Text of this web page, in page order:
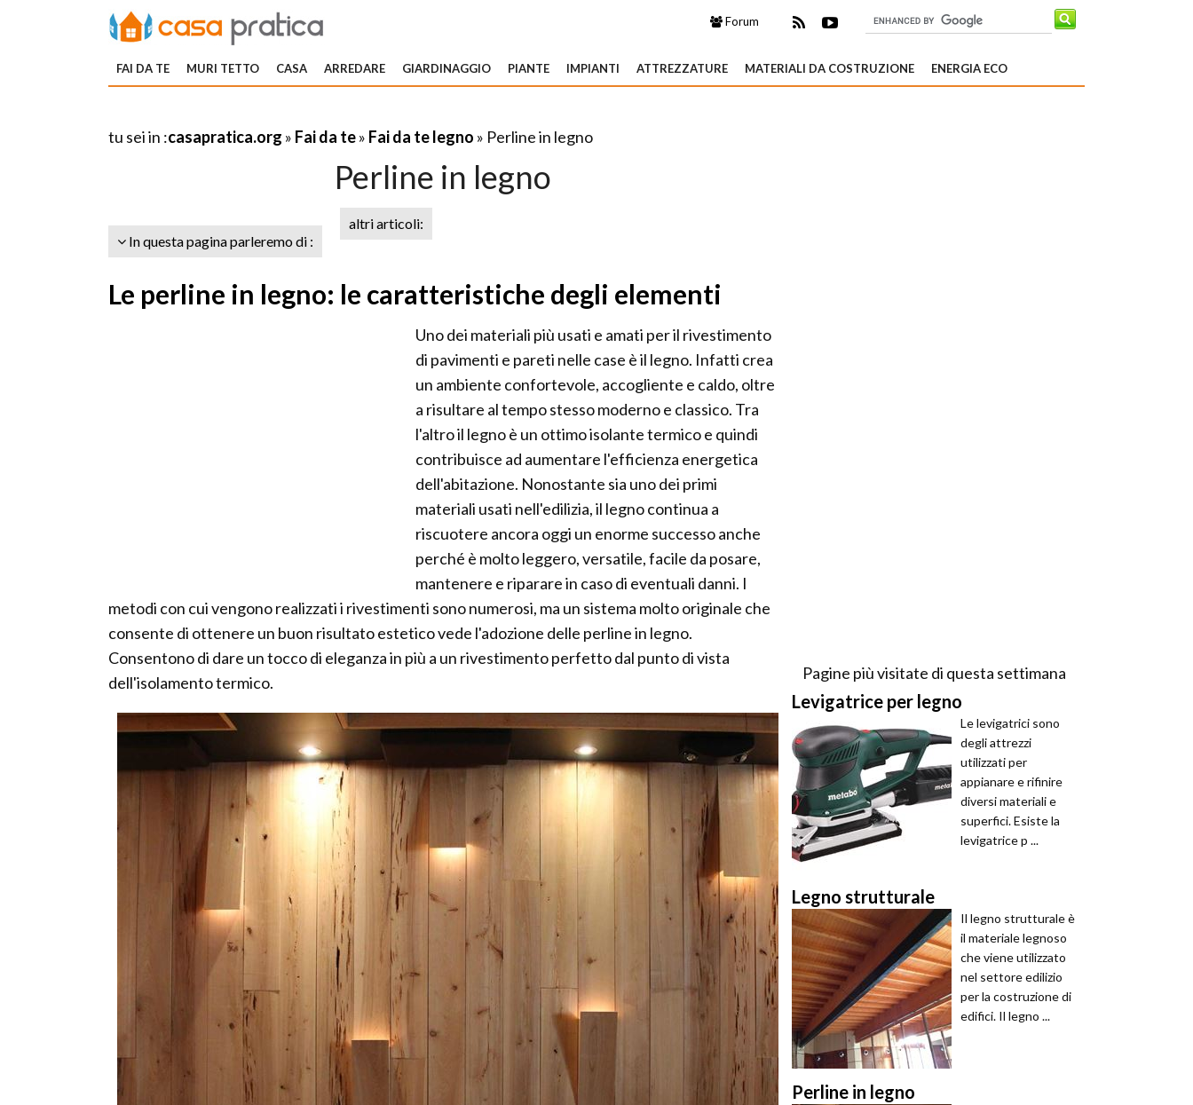
Forum
FAI DA TE MURI TETTO CASA ARREDARE GIARDINAGGIO PIANTE IMPIANTI ATTREZZATURE MATERIALI DA COSTRUZIONE ENERGIA ECO
tu sei in :casapratica.org » Fai da te» Fai da te legno » Perline in legno
Perline in legno
In questa pagina parleremo di :
altri articoli:
Le perline in legno: le caratteristiche degli elementi
Uno dei materiali più usati e amati per il rivestimento
di pavimenti e pareti nelle case è il legno. Infatti crea
un ambiente confortevole, accogliente e caldo, oltre
a risultare al tempo stesso moderno e classico. Tra
l'altro il legno è un ottimo isolante termico e quindi
contribuisce ad aumentare l'efficienza energetica
dell'abitazione. Nonostante sia uno dei primi
materiali usati nell'edilizia, il legno continua a
riscuotere ancora oggi un enorme successo anche
perché è molto leggero, versatile, facile da posare,
mantenere e riparare in caso di eventuali danni. I
metodi con cui vengono realizzati i rivestimenti sono numerosi, ma un sistema molto originale che
consente di ottenere un buon risultato estetico vede l'adozione delle perline in legno.
Consentono di dare un tocco di eleganza in più a un rivestimento perfetto dal punto di vista
dell'isolamento termico.
Pagine più visitate di questa settimana
Levigatrice per legno
Le levigatrici sono
degli attrezzi
utilizzati per
appianare e rifinire
diversi materiali e
superfici. Esiste la
levigatrice p ...
Legno strutturale
Il legno strutturale è
il materiale legnoso
che viene utilizzato
nel settore edilizio
per la costruzione di
edifici. Il legno ...
Perline in legno